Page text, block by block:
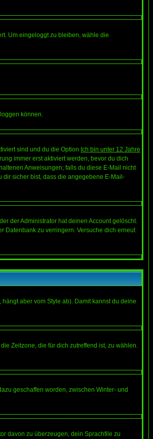
Um eingeloggt zu bleiben, wähle die
können.
sind und du die Option Ich bin unter 12 Jahre
immer erst aktiviert werden, bevor du dich
Anweisungen; falls du diese E-Mail nicht
dir sicher bist, dass die angegebene E-Mail-
der Administrator hat deinen Account gelöscht.
Datenbank zu verringern. Versuche dich erneut
aber vom Style ab). Damit kannst du deine
Zeitzone, die für dich zutreffend ist, zu wählen.
geschaffen worden, zwischen Winter- und
davon zu überzeugen, dein Sprachfile zu